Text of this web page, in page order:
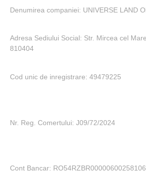
Denumirea companiei: UNIVERSE LAND
Adresa Sediului Social: Str. Mircea cel
810404
Cod unic de inregistrare: 49479225
Nr. Reg. Comertului: J09/72/2024
Cont Bancar: